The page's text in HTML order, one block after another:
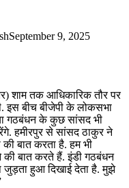
September 9, 2025
शाम तक आधिकारिक तौर पर
इस बीच बीजेपी के लोकसभा
गठबंधन के कुछ सांसद भी
हमीरपुर से सांसद ठाकुर ने
की बात करता है. हम भी
की बात करते हैं. इंडी गठबंधन
जुड़ता हुआ दिखाई देता है. मुझे